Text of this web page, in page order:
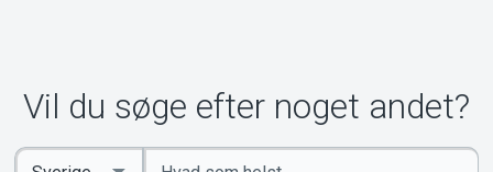
Vil du søge efter noget andet?
Indtast
Select